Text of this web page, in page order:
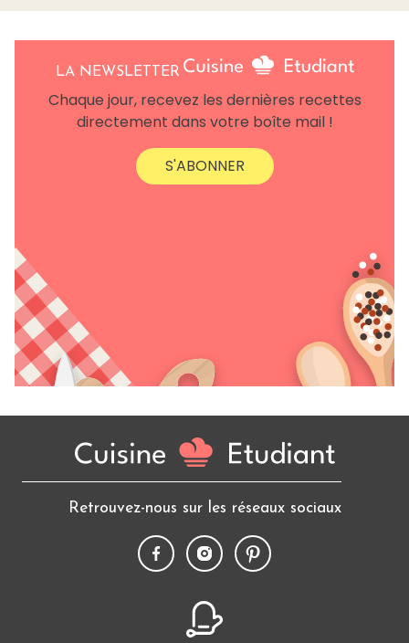
LA NEWSLETTER
Chaque jour, recevez les dernières recettes
directement dans votre boîte mail !
S'ABONNER
Retrouvez-nous sur les réseaux sociaux